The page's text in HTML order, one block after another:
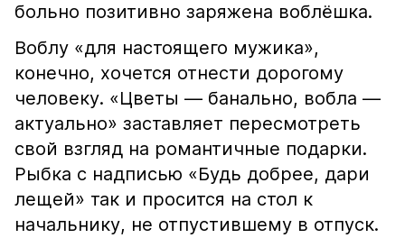
больно позитивно заряжена воблёшка.
Воблу «для настоящего мужика»,
конечно, хочется отнести дорогому
человеку. «Цветы — банально, вобла —
актуально» заставляет пересмотреть
свой взгляд на романтичные подарки.
Рыбка с надписью «Будь добрее, дари
лещей» так и просится на стол к
начальнику, не отпустившему в отпуск.